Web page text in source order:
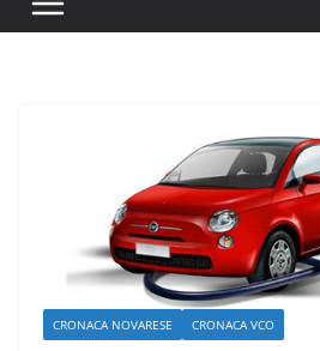
CRONACA NOVARESE CRONACA VCO